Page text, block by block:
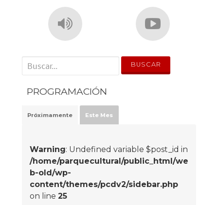
' . __('Search for:') . '
PROGRAMACIÓN
Próximamente Este Mes
Warning: Undefined variable $post_id in
/home/parquecultural/public_html/we
b-old/wp-
content/themes/pcdv2/sidebar.php
on line 25